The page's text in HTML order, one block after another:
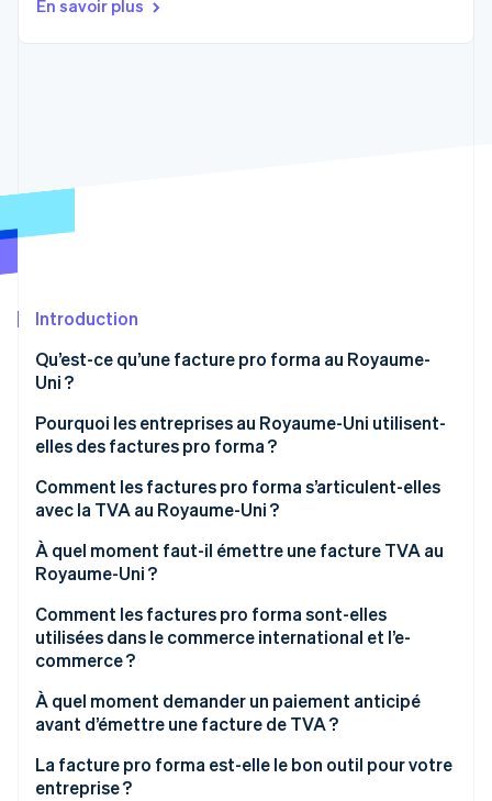
Découvrez les prochaines évolutions
Radar
Vérification de l'identité
Stripe Sessions 2026
Commerce en ligne
En savoir plus
Introduction
Qu’est-ce qu’une facture pro forma au Royaume-
Uni ?
Pourquoi les entreprises au Royaume-Uni utilisent-
elles des factures pro forma ?
Comment les factures pro forma s’articulent-elles
avec la TVA au Royaume-Uni ?
À quel moment faut-il émettre une facture TVA au
Royaume-Uni ?
Comment les factures pro forma sont-elles
utilisées dans le commerce international et l’e-
commerce ?
À quel moment demander un paiement anticipé
avant d’émettre une facture de TVA ?
La facture pro forma est-elle le bon outil pour votre
entreprise ?